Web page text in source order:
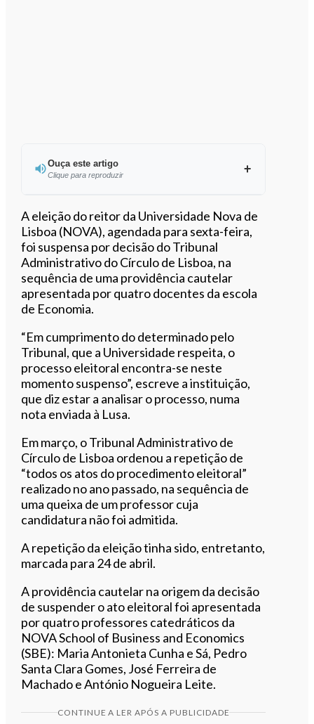
Ouça este artigo
Clique para reproduzir
Ouvir este artigo
A eleição do reitor da Universidade Nova de
Lisboa (NOVA), agendada para sexta-feira,
foi suspensa por decisão do Tribunal
Administrativo do Círculo de Lisboa, na
sequência de uma providência cautelar
apresentada por quatro docentes da escola
de Economia.
“Em cumprimento do determinado pelo
Tribunal, que a Universidade respeita, o
processo eleitoral encontra-se neste
momento suspenso”, escreve a instituição,
que diz estar a analisar o processo, numa
nota enviada à Lusa.
Em março, o Tribunal Administrativo de
Círculo de Lisboa ordenou a repetição de
“todos os atos do procedimento eleitoral”
realizado no ano passado, na sequência de
uma queixa de um professor cuja
candidatura não foi admitida.
A repetição da eleição tinha sido, entretanto,
marcada para 24 de abril.
A providência cautelar na origem da decisão
de suspender o ato eleitoral foi apresentada
por quatro professores catedráticos da
NOVA School of Business and Economics
(SBE): Maria Antonieta Cunha e Sá, Pedro
Santa Clara Gomes, José Ferreira de
Machado e António Nogueira Leite.
CONTINUE A LER APÓS A PUBLICIDADE